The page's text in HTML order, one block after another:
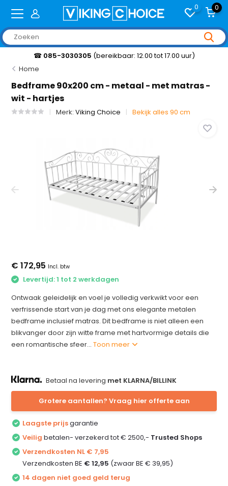
0 0
☎ 085-3030305 (bereikbaar: 12.00 tot 17.00 uur)
Home
Bedframe 90x200 cm - metaal - met matras -
wit - hartjes
Merk:Viking Choice Bekijk alles 90 cm
€ 172,95 Incl. btw
Levertijd: 1 tot 2 werkdagen
Ontwaak geleidelijk en voel je volledig verkwikt voor een
verfrissende start van je dag met ons elegante metalen
bedframe inclusief matras. Dit bedframe is niet alleen een
blikvanger door zijn witte frame met hartvormige details die
een romantische sfeer...Toon meer
Betaal na levering met KLARNA/BILLINK
Grotere aantallen? Vraag hier offerte aan
Laagste prijsgarantie
Veilig betalen- verzekerd tot € 2500,- Trusted Shops
Verzendkosten NL € 7,95
Verzendkosten BE € 12,95 (zwaar BE € 39,95)
14 dagen niet goed geld terug